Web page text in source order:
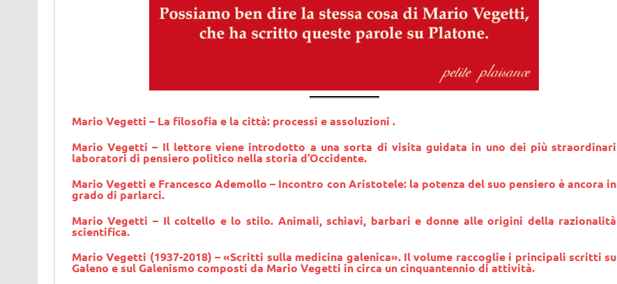
Mario Vegetti – La filosofia e la città: processi e assoluzioni .
Mario Vegetti – Il lettore viene introdotto a una sorta di visita guidata in uno dei più straordinari
laboratori di pensiero politico nella storia d’Occidente.
Mario Vegetti e Francesco Ademollo – Incontro con Aristotele: la potenza del suo pensiero è ancora in
grado di parlarci.
Mario Vegetti – Il coltello e lo stilo. Animali, schiavi, barbari e donne alle origini della razionalità
scientifica.
Mario Vegetti (1937-2018) – «Scritti sulla medicina galenica». Il volume raccoglie i principali scritti su
Galeno e sul Galenismo composti da Mario Vegetti in circa un cinquantennio di attività.